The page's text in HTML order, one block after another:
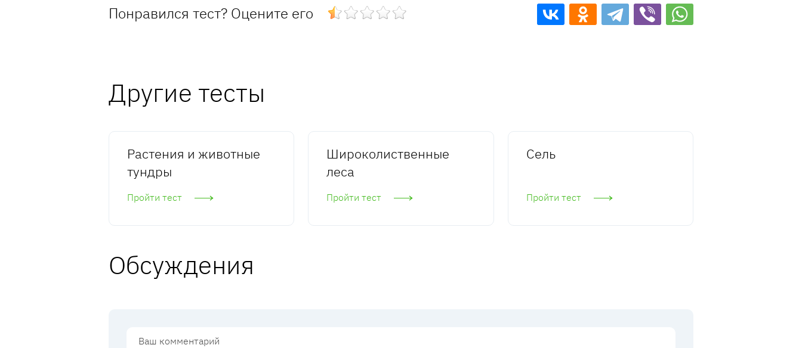
Понравился тест? Оцените его
Другие тесты
Растения и животные
тундры
Пройти тест
Широколиственные
леса
Пройти тест
Сель
Пройти тест
Обсуждения